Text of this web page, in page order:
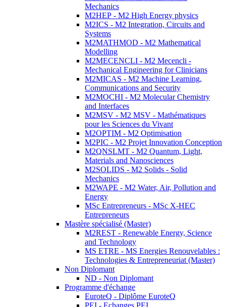
Mechanics
M2HEP - M2 High Energy physics
M2ICS - M2 Integration, Circuits and
Systems
M2MATHMOD - M2 Mathematical
Modelling
M2MECENCLI - M2 Mecencli -
Mechanical Engineering for Clinicians
M2MICAS - M2 Machine Learning,
Communications and Security
M2MOCHI - M2 Molecular Chemistry
and Interfaces
M2MSV - M2 MSV - Mathématiques
pour les Sciences du Vivant
M2OPTIM - M2 Optimisation
M2PIC - M2 Projet Innovation Conception
M2QNSLMT - M2 Quantum, Light,
Materials and Nanosciences
M2SOLIDS - M2 Solids - Solid
Mechanics
M2WAPE - M2 Water, Air, Pollution and
Energy
MSc Entrepreneurs - MSc X-HEC
Entrepreneurs
Mastère spécialisé (Master)
M2REST - Renewable Energy, Science
and Technology
MS ETRE - MS Energies Renouvelables :
Technologies & Entrepreneuriat (Master)
Non Diplomant
ND - Non Diplomant
Programme d'échange
EuroteQ - Diplôme EuroteQ
PEI - Echanges PEI